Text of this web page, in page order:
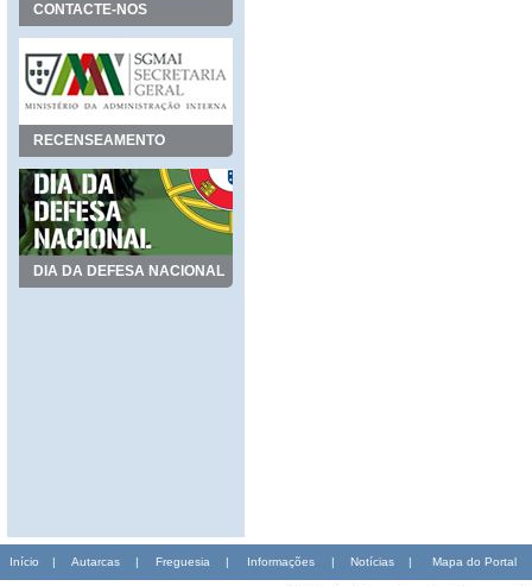
CONTACTE-NOS
RECENSEAMENTO
DIA DA DEFESA NACIONAL
Início | Autarcas | Freguesia | Informações | Notícias | Mapa do Portal